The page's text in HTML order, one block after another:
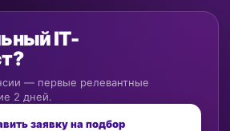
IT-
— первые релевантные
2 дней.
заявку на подбор